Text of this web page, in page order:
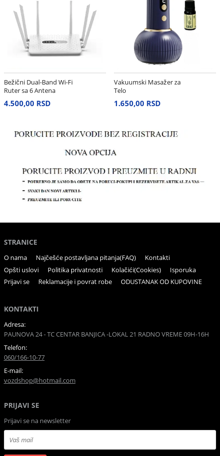
Bežični Dual-Band Wi-Fi
Ruter sa 6 Antena
4.500,00 RSD
Vakuumski Masažer za
Telo
1.650,00 RSD
STRANICE
O nama Najčešće postavljana pitanja(FAQ)
Kontakti
Opšti uslovi
Politika privatnosti Kolačići(Cookies)
Isporuka
Prijavi se
Reklamacije i povrat robe ODUSTANAK OD KUPOVINE
KONTAKTI
Adresa:
PAUNOVA 24 - TC CENTAR BANJICA -LOKAL 21 RADNO VREME 09H-16H
Telefon:
060/166-10-77
E-mail:
vozdshop@hotmail.com
PRIJAVI SE
Prijavi se na newsletter